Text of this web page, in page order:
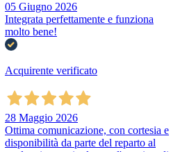
05 Giugno 2026
Integrata perfettamente e funziona
molto bene!
Acquirente verificato
28 Maggio 2026
Ottima comunicazione, con cortesia e
disponibilità da parte del reparto al